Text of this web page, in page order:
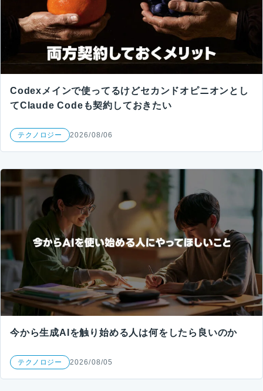
Codexメインで使ってるけどセカンドオピニオンとし
てClaude Codeも契約しておきたい
テクノロジー 2026/08/06
今から生成AIを触り始める人は何をしたら良いのか
テクノロジー 2026/08/05